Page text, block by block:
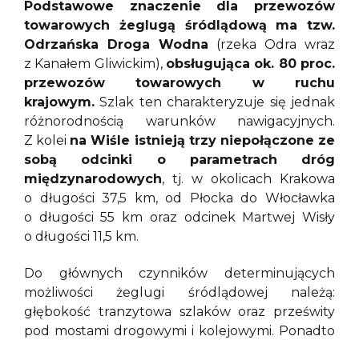
Podstawowe znaczenie dla przewozów
towarowych żeglugą śródlądową ma tzw.
Odrzańska Droga Wodna (rzeka Odra wraz
z Kanałem Gliwickim), obsługująca ok. 80 proc.
przewozów towarowych w ruchu
krajowym. Szlak ten charakteryzuje się jednak
różnorodnością warunków nawigacyjnych.
Z kolei na Wiśle istnieją trzy niepołączone ze
sobą odcinki o parametrach dróg
międzynarodowych, tj. w okolicach Krakowa
o długości 37,5 km, od Płocka do Włocławka
o długości 55 km oraz odcinek Martwej Wisły
o długości 11,5 km.
Do głównych czynników determinujących
możliwości żeglugi śródlądowej należą:
głębokość tranzytowa szlaków oraz prześwity
pod mostami drogowymi i kolejowymi. Ponadto